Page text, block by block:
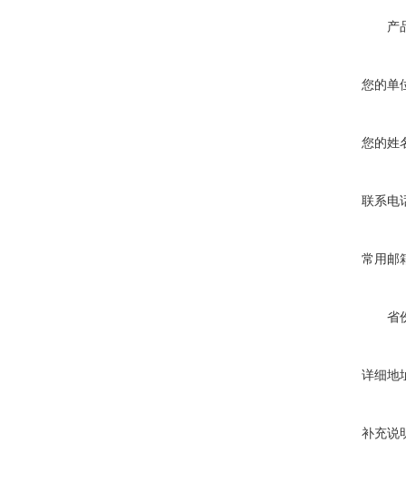
产
您的单
您的姓
联系电
常用邮
省
详细地
补充说